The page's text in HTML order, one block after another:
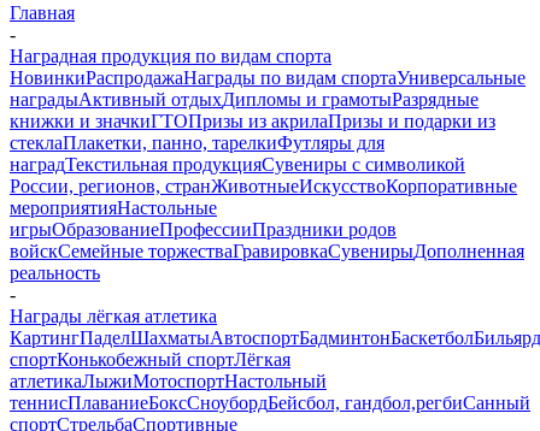
Главная
-
Наградная продукция по видам спорта
НовинкиРаспродажаНаграды по видам спортаУниверсальные
наградыАктивный отдыхДипломы и грамотыРазрядные
книжки и значкиГТОПризы из акрилаПризы и подарки из
стеклаПлакетки, панно, тарелкиФутляры для
наградТекстильная продукцияСувениры с символикой
России, регионов, странЖивотныеИскусствоКорпоративные
мероприятияНастольные
игрыОбразованиеПрофессииПраздники родов
войскСемейные торжестваГравировкаСувенирыДополненная
реальность
-
Награды лёгкая атлетика
КартингПаделШахматыАвтоспортБадминтонБаскетболБильярд
спортКонькобежный спортЛёгкая
атлетикаЛыжиМотоспортНастольный
теннисПлаваниеБоксСноубордБейсбол, гандбол,регбиСанный
спортСтрельбаСпортивные